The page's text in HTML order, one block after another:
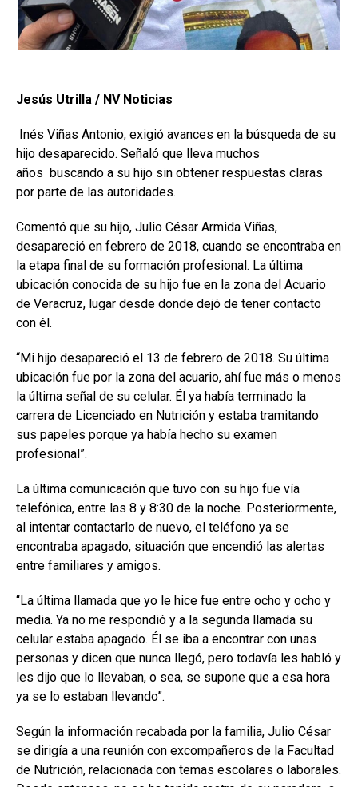
Jesús Utrilla / NV Noticias
Inés Viñas Antonio, exigió avances en la búsqueda de su
hijo desaparecido. Señaló que lleva muchos
años buscando a su hijo sin obtener respuestas claras
por parte de las autoridades.
Comentó que su hijo, Julio César Armida Viñas,
desapareció en febrero de 2018, cuando se encontraba en
la etapa final de su formación profesional. La última
ubicación conocida de su hijo fue en la zona del Acuario
de Veracruz, lugar desde donde dejó de tener contacto
con él.
“Mi hijo desapareció el 13 de febrero de 2018. Su última
ubicación fue por la zona del acuario, ahí fue más o menos
la última señal de su celular. Él ya había terminado la
carrera de Licenciado en Nutrición y estaba tramitando
sus papeles porque ya había hecho su examen
profesional”.
La última comunicación que tuvo con su hijo fue vía
telefónica, entre las 8 y 8:30 de la noche. Posteriormente,
al intentar contactarlo de nuevo, el teléfono ya se
encontraba apagado, situación que encendió las alertas
entre familiares y amigos.
“La última llamada que yo le hice fue entre ocho y ocho y
media. Ya no me respondió y a la segunda llamada su
celular estaba apagado. Él se iba a encontrar con unas
personas y dicen que nunca llegó, pero todavía les habló y
les dijo que lo llevaban, o sea, se supone que a esa hora
ya se lo estaban llevando”.
Según la información recabada por la familia, Julio César
se dirigía a una reunión con excompañeros de la Facultad
de Nutrición, relacionada con temas escolares o laborales.